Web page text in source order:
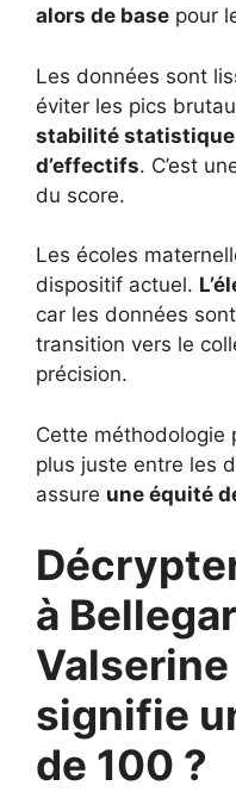
alors de base pour
Les données sont
éviter les pics
stabilité
d’effectifs. C’est
du score.
Les écoles
dispositif actuel.
car les données
transition vers le
précision.
Cette méthodologie
plus juste entre les
assure une équité
à
Valserine
signifie
de 100 ?